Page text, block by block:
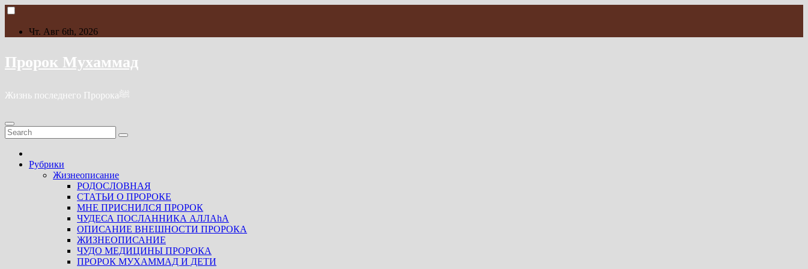
Skip
contentЧт. Авг 6th, 2026
Пророк Мухаммад
Жизнь последнего Пророкаﷺ
Рубрики
Жизнеописание
РОДОСЛОВНАЯ
СТАТЬИ О ПРОРОКЕ
МНЕ ПРИСНИЛСЯ ПРОРОК
ЧУДЕСА ПОСЛАННИКА АЛЛАhА
ОПИСАНИЕ ВНЕШНОСТИ ПРОРОКА
ЖИЗНЕОПИСАНИЕ
ЧУДО МЕДИЦИНЫ ПРОРОКА
ПРОРОК МУХАММАД И ДЕТИ